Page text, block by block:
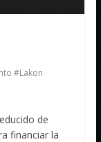
#Lakon
de
financiar la